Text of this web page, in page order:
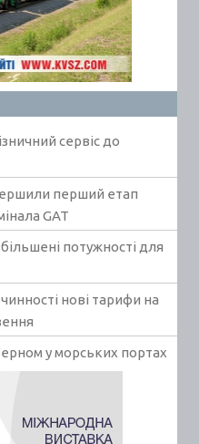
сервіс до
перший етап
GAT
потужності для
нові тарифи на
у морських портах